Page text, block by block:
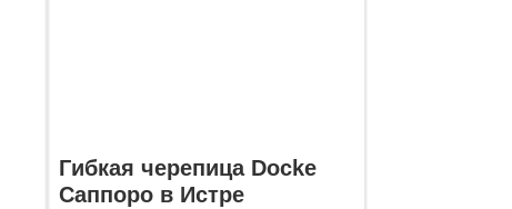
Гибкая черепица Docke
Саппоро в Истре